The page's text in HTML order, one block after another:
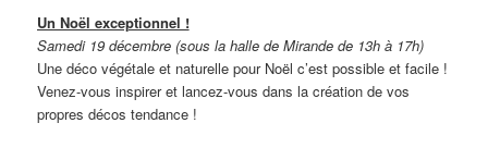
Un Noël exceptionnel !
Samedi 19 décembre (sous la halle de Mirande de 13h à 17h)
Une déco végétale et naturelle pour Noël c’est possible et facile !
Venez-vous inspirer et lancez-vous dans la création de vos
propres décos tendance !